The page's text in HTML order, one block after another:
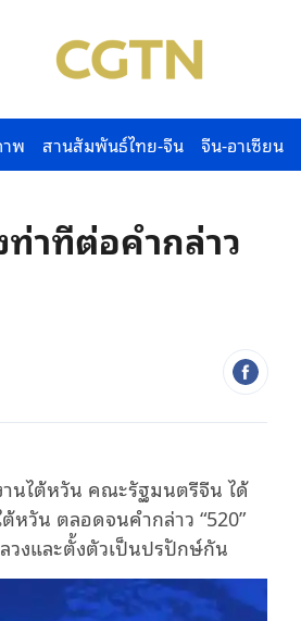
พ สานสัมพันธ์ไทย-จีน จีน-อาเซียน
าทีต่อคำกล่าว
นไต้หวัน คณะรัฐมนตรีจีน ได้
หวัน ตลอดจนคำกล่าว “520”
วงและตั้งตัวเป็นปรปักษ์กัน